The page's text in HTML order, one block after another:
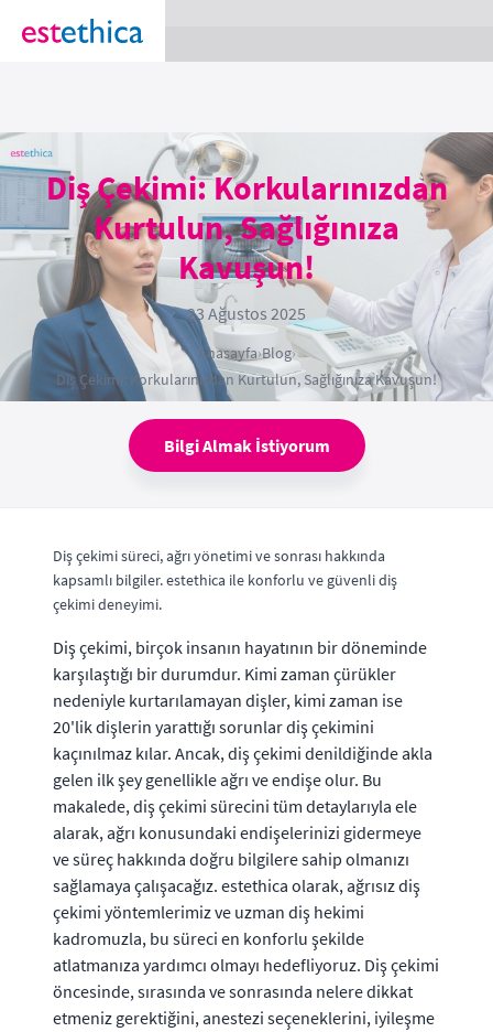
section Service {
Diş Çekimi: Korkularınızdan
Kurtulun, Sağlığınıza
Kavuşun!
23 Ağustos 2025
Anasayfa›Blog›
Diş Çekimi: Korkularınızdan Kurtulun, Sağlığınıza Kavuşun!
Bilgi Almak İstiyorum
Diş çekimi süreci, ağrı yönetimi ve sonrası hakkında
kapsamlı bilgiler. estethica ile konforlu ve güvenli diş
çekimi deneyimi.
Diş çekimi, birçok insanın hayatının bir döneminde
karşılaştığı bir durumdur. Kimi zaman çürükler
nedeniyle kurtarılamayan dişler, kimi zaman ise
20'lik dişlerin yarattığı sorunlar diş çekimini
kaçınılmaz kılar. Ancak, diş çekimi denildiğinde akla
gelen ilk şey genellikle ağrı ve endişe olur. Bu
makalede, diş çekimi sürecini tüm detaylarıyla ele
alarak, ağrı konusundaki endişelerinizi gidermeye
ve süreç hakkında doğru bilgilere sahip olmanızı
sağlamaya çalışacağız. estethica olarak, ağrısız diş
çekimi yöntemlerimiz ve uzman diş hekimi
kadromuzla, bu süreci en konforlu şekilde
atlatmanıza yardımcı olmayı hedefliyoruz. Diş çekimi
öncesinde, sırasında ve sonrasında nelere dikkat
etmeniz gerektiğini, anestezi seçeneklerini, iyileşme